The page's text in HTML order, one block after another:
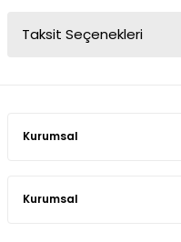
Taksit Seçenekleri
Kurumsal
Kurumsal